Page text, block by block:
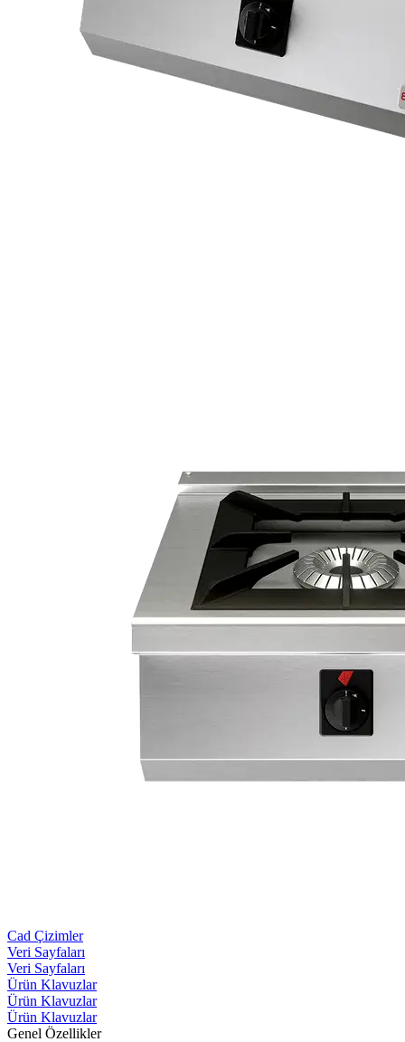
Cad Çizimler
Veri Sayfaları
Veri Sayfaları
Ürün Klavuzlar
Ürün Klavuzlar
Ürün Klavuzlar
Genel Özellikler